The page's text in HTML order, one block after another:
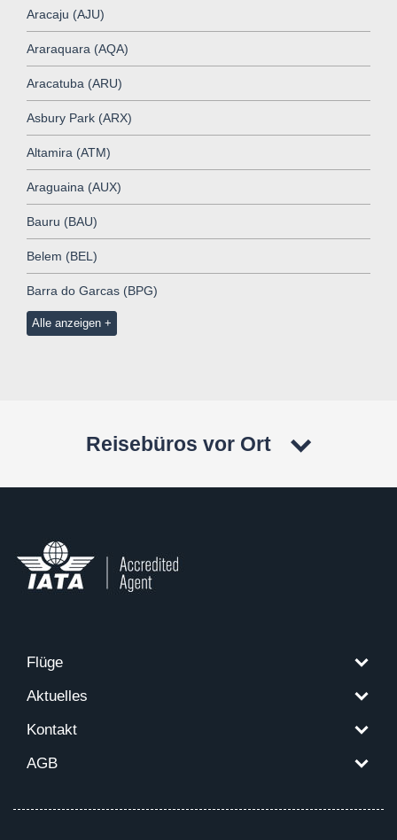
Aracaju (AJU)
Araraquara (AQA)
Aracatuba (ARU)
Asbury Park (ARX)
Altamira (ATM)
Araguaina (AUX)
Bauru (BAU)
Belem (BEL)
Barra do Garcas (BPG)
Alle anzeigen
Reisebüros vor Ort
Flüge
Aktuelles
Kontakt
AGB